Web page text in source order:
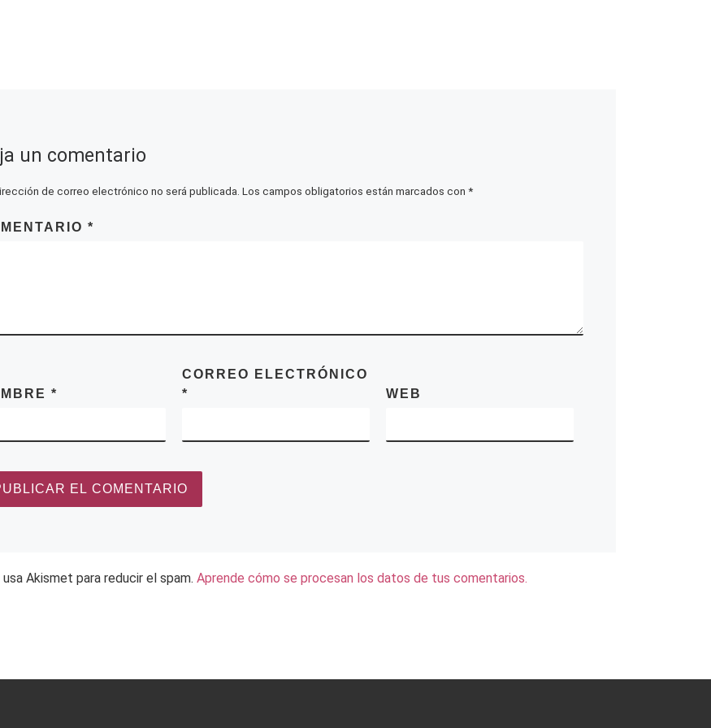
un comentario
de correo electrónico no será publicada. Los campos obligatorios están marcados con *
*
*
CORREO ELECTRÓNICO
*
WEB
Akismet para reducir el spam. Aprende cómo se procesan los datos de tus comentarios.